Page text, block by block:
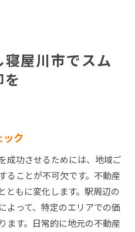
屋川市でスム
ック
成功させるためには、地域ご
ることが不可欠です。不動産
ともに変化します。駅周辺の
よって、特定のエリアでの価
ます。日常的に地元の不動産